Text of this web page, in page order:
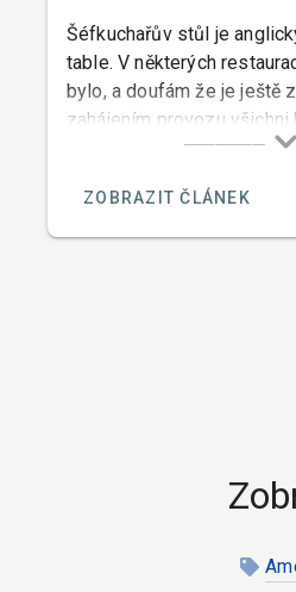
Šéfkuchařův stůl je
table. V některých
bylo, a doufám že je ještě
zahájením provozu všichni
šéfkuchařem, zasednou
ZOBRAZIT ČLÁNEK